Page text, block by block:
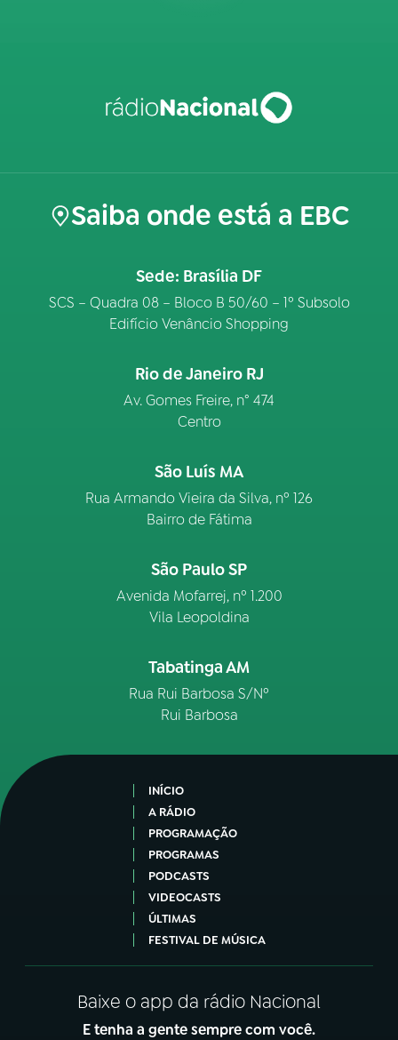
Saiba onde está a EBC
Sede: Brasília DF
SCS – Quadra 08 – Bloco B 50/60 – 1º Subsolo
Edifício Venâncio Shopping
Rio de Janeiro RJ
Av. Gomes Freire, n° 474
Centro
São Luís MA
Rua Armando Vieira da Silva, nº 126
Bairro de Fátima
São Paulo SP
Avenida Mofarrej, nº 1.200
Vila Leopoldina
Tabatinga AM
Rua Rui Barbosa S/Nº
Rui Barbosa
INÍCIO
A RÁDIO
PROGRAMAÇÃO
PROGRAMAS
PODCASTS
VIDEOCASTS
ÚLTIMAS
FESTIVAL DE MÚSICA
Baixe o app da rádio Nacional
E tenha a gente sempre com você.